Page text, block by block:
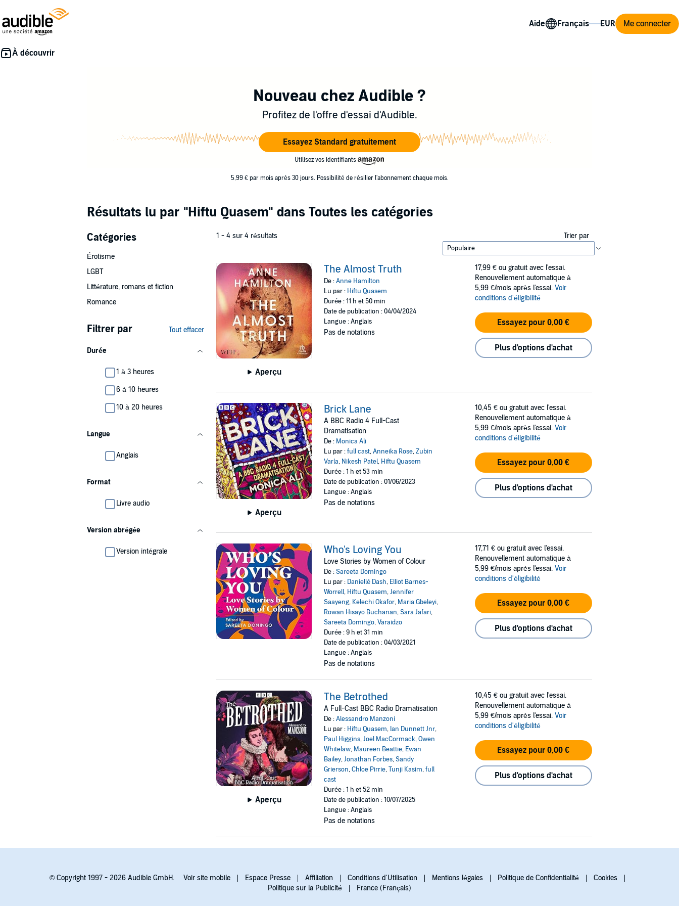
Aide Me connecter
Nouveau chez Audible ?
Profitez de l'offre d'essai d'Audible.
Essayez Standard gratuitement
Utilisez vos identifiants
5,99 € par mois après 30 jours. Possibilité de résilier l'abonnement chaque mois.
Résultats lu par "Hiftu Quasem" dans Toutes les catégories
Catégories
Érotisme
LGBT
Littérature, romans et fiction
Romance
Filtrer par Tout effacer
Durée
1 à 3 heures
6 à 10 heures
10 à 20 heures
Langue
Anglais
Format
Livre audio
Version abrégée
Version intégrale
1 - 4 sur 4 résultats Trier par
Aperçu
The Almost Truth
De :Anne Hamilton
Lu par : Hiftu Quasem
Durée : 11 h et 50 min
Date de publication : 04/04/2024
Langue : Anglais
Pas de notations
17,99 € ou gratuit avec l'essai.
Renouvellement automatique à
5,99 €/mois après l'essai. Voir
conditions d'éligibilité
Essayez pour 0,00 €
Plus d'options d'achat
Aperçu
Brick Lane
A BBC Radio 4 Full-Cast
Dramatisation
De : Monica Ali
Lu par :full cast,Anneika Rose,Zubin
Varla, Nikesh Patel, Hiftu Quasem
Durée : 1 h et 53 min
Date de publication : 01/06/2023
Langue : Anglais
Pas de notations
10,45 € ou gratuit avec l'essai.
Renouvellement automatique à
5,99 €/mois après l'essai. Voir
conditions d'éligibilité
Essayez pour 0,00 €
Plus d'options d'achat
Who's Loving You
Love Stories by Women of Colour
De :Sareeta Domingo
Lu par : Daniellé Dash, Elliot Barnes-
Worrell, Hiftu Quasem,Jennifer
Saayeng, Kelechi Okafor, Maria Gbeleyi,
Rowan Hisayo Buchanan,Sara Jafari,
Sareeta Domingo,Varaidzo
Durée : 9 h et 31 min
Date de publication : 04/03/2021
Langue : Anglais
Pas de notations
17,71 € ou gratuit avec l'essai.
Renouvellement automatique à
5,99 €/mois après l'essai. Voir
conditions d'éligibilité
Essayez pour 0,00 €
Plus d'options d'achat
Aperçu
The Betrothed
A Full-Cast BBC Radio Dramatisation
De :Alessandro Manzoni
Lu par : Hiftu Quasem, Ian Dunnett Jnr,
Paul Higgins,Joel MacCormack,Owen
Whitelaw, Maureen Beattie, Ewan
Bailey,Jonathan Forbes,Sandy
Grierson,Chloe Pirrie,Tunji Kasim,full
cast
Durée : 1 h et 52 min
Date de publication : 10/07/2025
Langue : Anglais
Pas de notations
10,45 € ou gratuit avec l'essai.
Renouvellement automatique à
5,99 €/mois après l'essai. Voir
conditions d'éligibilité
Essayez pour 0,00 €
Plus d'options d'achat
© Copyright 1997 - 2026 Audible GmbH. Voir site mobile Espace Presse Affiliation Conditions d'Utilisation Mentions légales Politique de Confidentialité
Cookies
Politique sur la Publicité
France (Français)